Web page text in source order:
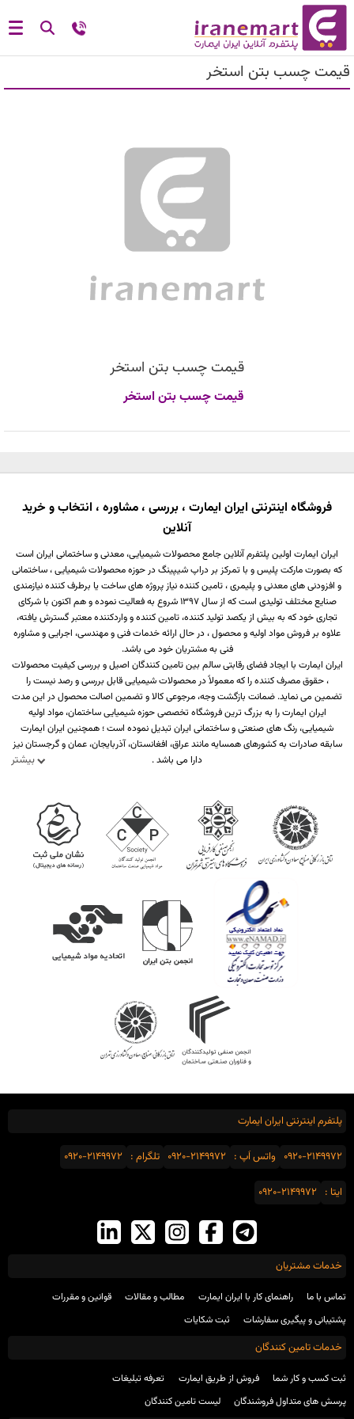
قیمت چسب بتن استخر
قیمت چسب بتن استخر
قیمت چسب بتن استخر
فروشگاه اینترنتی ایران ایمارت ، بررسی ، مشاوره ، انتخاب و خرید
آنلاین
بیشتر
ایران ایمارت اولین پلتفرم آنلاین جامع محصولات شیمیایی، معدنی و ساختمانی ایران است
که بصورت مارکت پلیس و با تمرکز بر دراپ شیپینگ در حوزه محصولات شیمیایی ، ساختمانی
و افزودنی های معدنی و پلیمری ، تامین کننده نیاز پروژه های ساخت یا برطرف کننده نیازمندی
صنایع مختلف تولیدی است که از سال 1397 شروع به فعالیت نموده و هم اکنون با شرکای
تجاری خود که به بیش از یکصد تولید کننده، تامین کننده و واردکننده معتبر گسترش یافته،
علاوه بر فروش مواد اولیه و محصول ، در حال ارائه خدمات فنی و مهندسی، اجرایی و مشاوره
فنی به مشتریان خود می باشد.
ایران ایمارت با ایجاد فضای رقابتی سالم بین تامین کنندگان اصیل و بررسی کیفیت محصولات
، حقوق مصرف کننده را که معمولاً در محصولات شیمیایی قابل بررسی و رصد نیست را
تضمین می نماید. ضمانت بازگشت وجه، مرجوعی کالا و تضمین اصالت محصول در این مدت
ایران ایمارت را به بزرگ ترین فروشگاه تخصصی حوزه شیمیایی ساختمان، مواد اولیه
شیمیایی، رنگ های صنعتی و ساختمانی ایران تبدیل نموده است ؛ همچنین ایران ایمارت
سابقه صادرات به کشورهای همسایه مانند عراق، افغانستان، آذربایجان، عمان و گرجستان نیز
دارا می باشد .
پلتفرم اینترنتی ایران ایمارت
0920-2149972 واتس اَپ : 0920-2149972 تلگرام : 0920-2149972
ایتا : 0920-2149972
خدمات مشتریان
تماس با ما راهنمای کار با ایران ایمارت مطالب و مقالات
قوانین و مقررات
پشتیبانی و پیگیری سفارشات
ثبت شکایات
خدمات تامین کنندگان
ثبت کسب و کار شما فروش از طریق ایمارت
تعرفه تبلیغات
پرسش های متداول فروشندگان
لیست تامین کنندگان